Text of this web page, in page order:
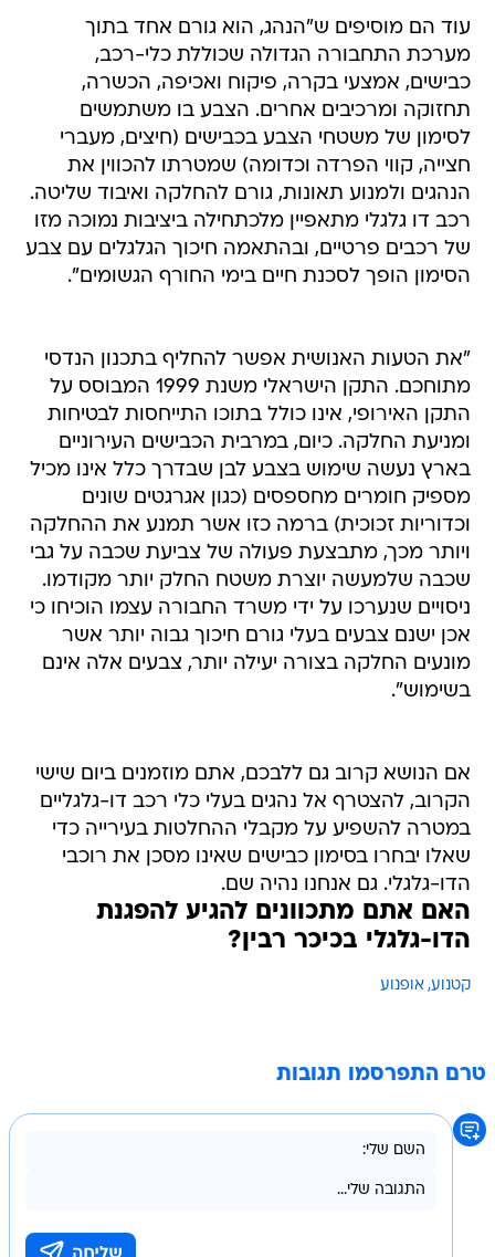
עוד הם מוסיפים ש"הנהג, הוא גורם אחד בתוך
מערכת התחבורה הגדולה שכוללת כלי-רכב,
כבישים, אמצעי בקרה, פיקוח ואכיפה, הכשרה,
תחזוקה ומרכיבים אחרים. הצבע בו משתמשים
לסימון של משטחי הצבע בכבישים (חיצים, מעברי
חצייה, קווי הפרדה וכדומה) שמטרתו להכווין את
הנהגים ולמנוע תאונות, גורם להחלקה ואיבוד שליטה.
רכב דו גלגלי מתאפיין מלכתחילה ביציבות נמוכה מזו
של רכבים פרטיים, ובהתאמה חיכוך הגלגלים עם צבע
הסימון הופך לסכנת חיים בימי החורף הגשומים".
"את הטעות האנושית אפשר להחליף בתכנון הנדסי
מתוחכם. התקן הישראלי משנת 1999 המבוסס על
התקן האירופי, אינו כולל בתוכו התייחסות לבטיחות
ומניעת החלקה. כיום, במרבית הכבישים העירוניים
בארץ נעשה שימוש בצבע לבן שבדרך כלל אינו מכיל
מספיק חומרים מחספסים (כגון אגרגטים שונים
וכדוריות זכוכית) ברמה כזו אשר תמנע את ההחלקה
ויותר מכך, מתבצעת פעולה של צביעת שכבה על גבי
שכבה שלמעשה יוצרת משטח החלק יותר מקודמו.
ניסויים שנערכו על ידי משרד החבורה עצמו הוכיחו כי
אכן ישנם צבעים בעלי גורם חיכוך גבוה יותר אשר
מונעים החלקה בצורה יעילה יותר, צבעים אלה אינם
בשימוש".
אם הנושא קרוב גם ללבכם, אתם מוזמנים ביום שישי
הקרוב, להצטרף אל נהגים בעלי כלי רכב דו-גלגליים
במטרה להשפיע על מקבלי ההחלטות בעירייה כדי
שאלו יבחרו בסימון כבישים שאינו מסכן את רוכבי
הדו-גלגלי. גם אנחנו נהיה שם.
האם אתם מתכוונים להגיע להפגנת
הדו-גלגלי בכיכר רבין?
קטנוע אופנוע
טרם התפרסמו תגובות